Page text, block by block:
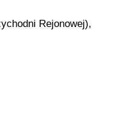
Rejonowej),